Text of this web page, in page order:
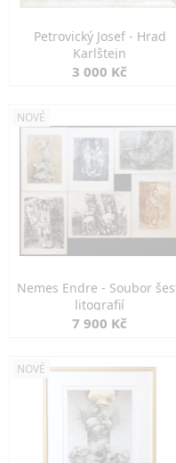
Petrovický Josef - Hrad
Karlštejn
3 000 Kč
NOVÉ
Nemes Endre - Soubor
litografií
7 900 Kč
NOVÉ